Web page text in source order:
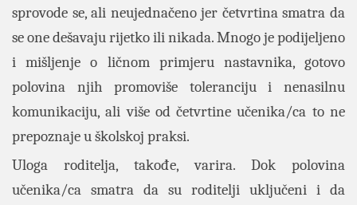
sprovode se, ali neujednačeno jer četvrtina smatra da
se one dešavaju rijetko ili nikada. Mnogo je podijeljeno
i mišljenje o ličnom primjeru nastavnika, gotovo
polovina njih promoviše toleranciju i nenasilnu
komunikaciju, ali više od četvrtine učenika/ca to ne
prepoznaje u školskoj praksi.
Uloga roditelja, takođe, varira. Dok polovina
učenika/ca smatra da su roditelji uključeni i da